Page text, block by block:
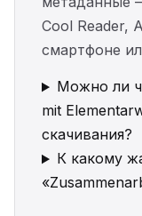
Cool Reader,
смартфоне
Можно ли
mit
скачивания?
К какому